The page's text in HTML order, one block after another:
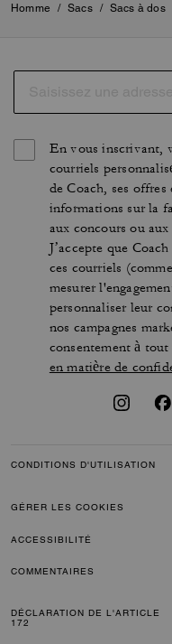
Homme / Sacs / Sacs à dos
En vous inscrivant,
courriels
de Coach, ses
informations sur la
aux concours ou
J’accepte que
ces courriels
mesurer
personnaliser leur
nos campagnes
consentement à
en matière de
CONDITIONS D'UTILISATION
GÉRER LES COOKIES
ACCESSIBILITÉ
COMMENTAIRES
DÉCLARATION DE L'ARTICLE
172